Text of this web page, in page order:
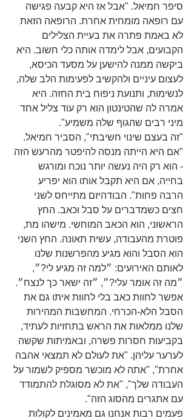
סיפר חמיאל. "אבל אז היא קבעה פגישה
עם רופאה מומחית אחרת. הרופאה הזאת
לא באמת פתרה את בעיית הצלילים
הקבועים, אבל לימדה אותה כלי חשוב. היא
ביקשה ממנה להישען על מסעד הכיסא,
לעצום עיניים ולהקשיב לפעימות הלב שלה,
לנשימות, ותנועת ניפוח בית החזה. היא
אמרה לה שהטינטון הוא רק עוד צליל אחד
מיני רבים שהגוף שלה משמיע".
"זה בעצם שינוי חשיבתי", הסביר חמיאל.
"אם היא הייתה מנסה להיפטר מהרעש הזה
- הוא רק היה נעשה יותר נוכח ומורגש
בחייה, אם היא תקבל אותו הוא יפריע
הרבה פחות". הבודהיזם מתייחס לשני
חצים כשמדברים על סבל וכאב. החץ
הראשוני, הוא הכאב המוחשי. מישהו מת,
פוטרת מהעבודה, עשית תאונה. החץ השני
הוא הסבל והוא מגיע מהפרשנות שלנו
לאותם האירועים: ״למה זה מגיע לי?״,
״מה זה אומר עלי?״, ״זה ישאר כך לנצח״.
אפשר לחוות כאב בלי לחוות איתו גם את
הסבל הלא-הכרחי. המחשבות המהירות
שלנו ממלאות את הראש בתחזיות לעתיד,
בקביעות חסרות פשרה, ובאמיתות שקשה
לערער עליהן. "את לעולם לא תמצאי אהבה
אחרת", "אתה לא מוכשר מספיק לשמור על
העבודה שלך", "את לא מסוגלת להתמודד
עם אתגרים מהסוג הזה".
פעמים רבות אנחנו גם מאמינים לקולות